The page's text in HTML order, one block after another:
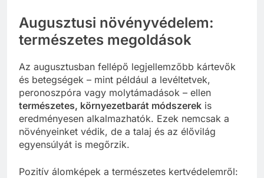
Augusztusi növényvédelem:
természetes megoldások
Az augusztusban fellépő legjellemzőbb kártevők
és betegségek – mint például a levéltetvek,
peronoszpóra vagy molytámadások – ellen
természetes, környezetbarát módszerek is
eredményesen alkalmazhatók. Ezek nemcsak a
növényeinket védik, de a talaj és az élővilág
egyensúlyát is megőrzik.
Pozitív álomképek a természetes kertvédelemről: